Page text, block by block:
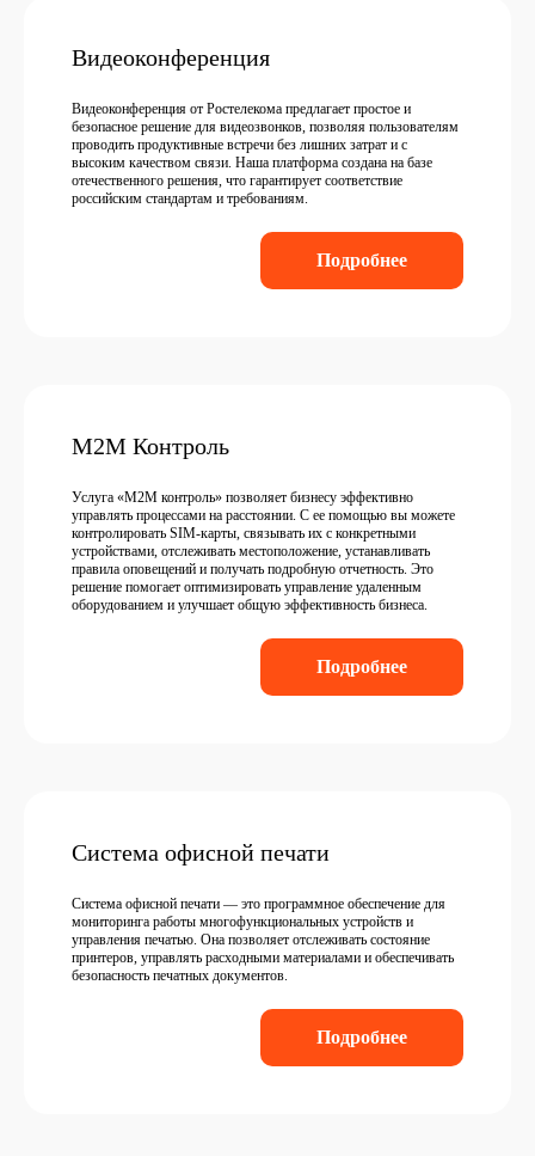
Видеоконференция
Видеоконференция от Ростелекома предлагает простое и
безопасное решение для видеозвонков, позволяя пользователям
проводить продуктивные встречи без лишних затрат и с
высоким качеством связи. Наша платформа создана на базе
отечественного решения, что гарантирует соответствие
российским стандартам и требованиям.
Подробнее
М2М Контроль
Услуга «M2M контроль» позволяет бизнесу эффективно
управлять процессами на расстоянии. С ее помощью вы можете
контролировать SIM-карты, связывать их с конкретными
устройствами, отслеживать местоположение, устанавливать
правила оповещений и получать подробную отчетность. Это
решение помогает оптимизировать управление удаленным
оборудованием и улучшает общую эффективность бизнеса.
Подробнее
Система офисной печати
Система офисной печати — это программное обеспечение для
мониторинга работы многофункциональных устройств и
управления печатью. Она позволяет отслеживать состояние
принтеров, управлять расходными материалами и обеспечивать
безопасность печатных документов.
Подробнее